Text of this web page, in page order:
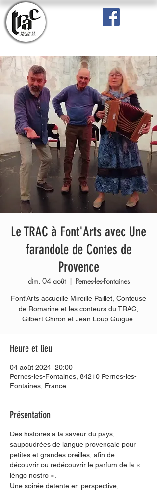
Le TRAC à Font'Arts avec Une
farandole de Contes de
Provence
dim. 04 août
  |
Pernes-les-Fontaines
Font'Arts accueille Mireille Paillet, Conteuse
de Romarine et les conteurs du TRAC,
Gilbert Chiron et Jean Loup Guigue.
Heure et lieu
04 août 2024, 20:00
Pernes-les-Fontaines, 84210 Pernes-les-
Fontaines, France
Présentation
Des histoires à la saveur du pays,
saupoudrées de langue provençale pour
petites et grandes oreilles, afin de
découvrir ou redécouvrir le parfum de la «
lèngo nostro ».
Une soirée détente en perspective,